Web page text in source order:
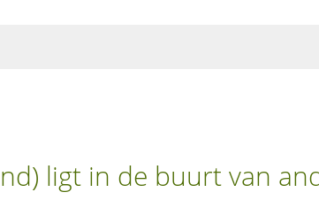
ligt in de buurt van